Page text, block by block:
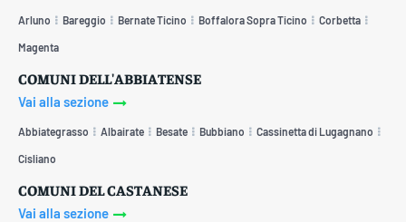
Arluno Bareggio Bernate Ticino Boffalora Sopra Ticino Corbetta
Magenta
COMUNI DELL'ABBIATENSE
Vai alla sezione
Abbiategrasso Albairate Besate Bubbiano Cassinetta di Lugagnano
Cisliano
COMUNI DEL CASTANESE
Vai alla sezione